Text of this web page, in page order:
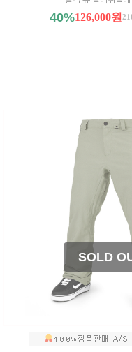
40%126,000원